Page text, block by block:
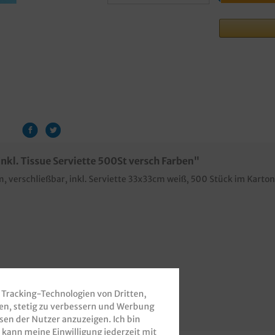
Tissue Serviette 500St versch Farben"
verschließbar, inkl. Serviette 33x33cm weiß, 500 Stück im Karton
Technologien von Dritten,
stetig zu verbessern und Werbung
der Nutzer anzuzeigen. Ich bin
meine Einwilligung jederzeit mit